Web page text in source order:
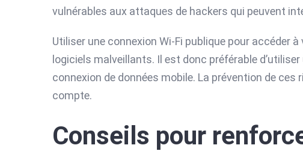
vulnérables aux attaques de hackers qui peuvent
Utiliser une connexion Wi-Fi publique pour accéder
logiciels malveillants. Il est donc préférable
connexion de données mobile. La prévention de
compte.
Conseils pour